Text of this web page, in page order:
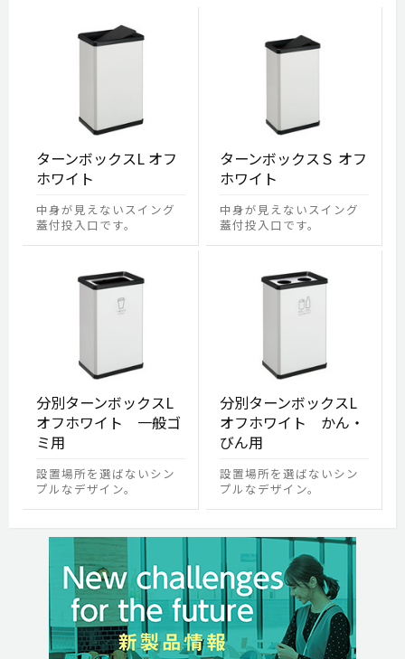
ターンボックスL オフ
ホワイト
中身が見えないスイング
蓋付投入口です。
ターンボックスＳ オフ
ホワイト
中身が見えないスイング
蓋付投入口です。
分別ターンボックスL
オフホワイト 一般ゴ
ミ用
設置場所を選ばないシン
プルなデザイン。
分別ターンボックスL
オフホワイト かん・
びん用
設置場所を選ばないシン
プルなデザイン。